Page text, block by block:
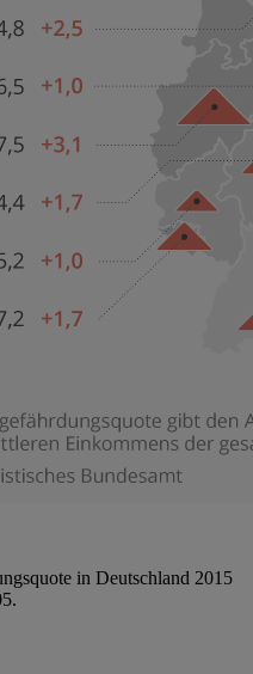
in Deutschland 2015